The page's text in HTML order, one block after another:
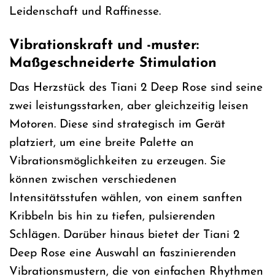
Leidenschaft und Raffinesse.
Vibrationskraft und -muster:
Maßgeschneiderte Stimulation
Das Herzstück des Tiani 2 Deep Rose sind seine
zwei leistungsstarken, aber gleichzeitig leisen
Motoren. Diese sind strategisch im Gerät
platziert, um eine breite Palette an
Vibrationsmöglichkeiten zu erzeugen. Sie
können zwischen verschiedenen
Intensitätsstufen wählen, von einem sanften
Kribbeln bis hin zu tiefen, pulsierenden
Schlägen. Darüber hinaus bietet der Tiani 2
Deep Rose eine Auswahl an faszinierenden
Vibrationsmustern, die von einfachen Rhythmen